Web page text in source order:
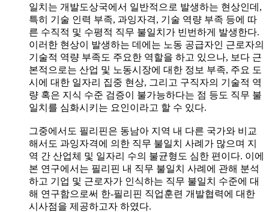
일치는 개발도상국에서 일반적으로 발생하는 현상인데,
특히 기술 인력 부족, 과잉자격, 기술 역량 부족 등에 따
른 수직적 및 수평적 직무 불일치가 빈번하게 발생한다.
이러한 현상이 발생하는 데에는 노동 공급자인 근로자의
기술적 역량 부족도 주요한 역할을 하고 있으나, 보다 근
본적으로는 산업 및 노동시장에 대한 정보 부족, 주요 도
시에 대한 일자리 집중 현상, 그리고 구직자의 기술적 역
량 혹은 지식 수준 검증이 불가능하다는 점 등도 직무 불
일치를 심화시키는 요인이라고 할 수 있다.
그중에서도 필리핀은 동남아 지역 내 다른 국가와 비교
해서도 과잉자격에 의한 직무 불일치 사례가 많으며 지
역 간 산업체 및 일자리 수의 불균형도 심한 편이다. 이에
본 연구에서는 필리핀 내 직무 불일치 사례에 관해 분석
하고 기업 및 근로자가 인식하는 직무 불일치 수준에 대
해 연구함으로써 한-필리핀 직업훈련 개발협력에 대한
시사점을 제공하고자 하였다.